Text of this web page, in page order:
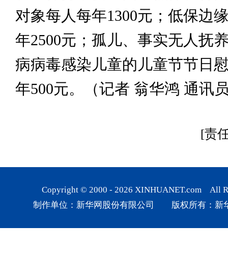
对象每人每年1300元；低保边
年2500元；孤儿、事实无人抚
病病毒感染儿童的儿童节节日
年500元。（记者 翁华鸿 通讯
[责
Copyright © 2000 - 2026 XINHUANET.com All
制作单位：新华网股份有限公司 版权所有：新